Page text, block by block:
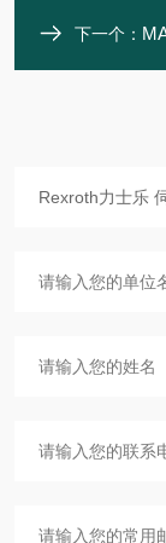
下一个：